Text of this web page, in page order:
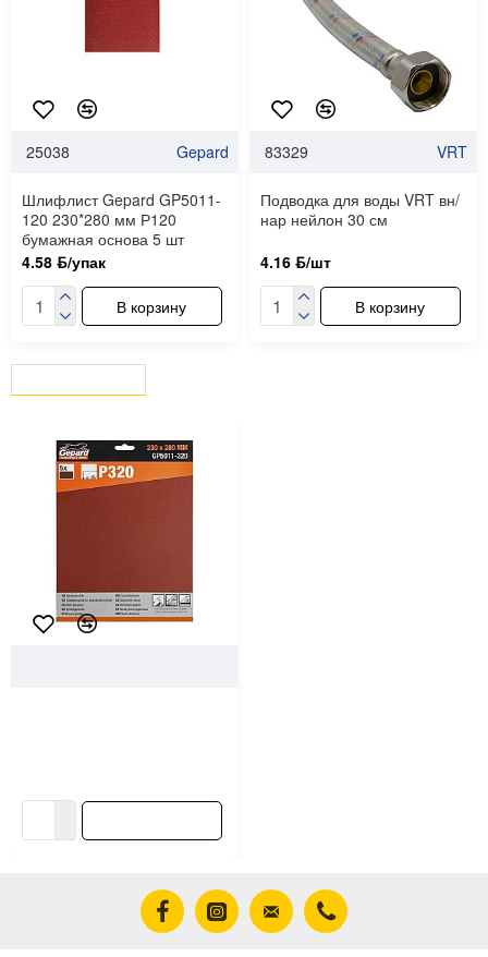
25038 Gepard
Шлифлист Gepard GP5011-
120 230*280 мм Р120
бумажная основа 5 шт
4.58 ƃ/упак
В корзину
83329 VRT
Подводка для воды VRT вн/
нар нейлон 30 см
4.16 ƃ/шт
В корзину